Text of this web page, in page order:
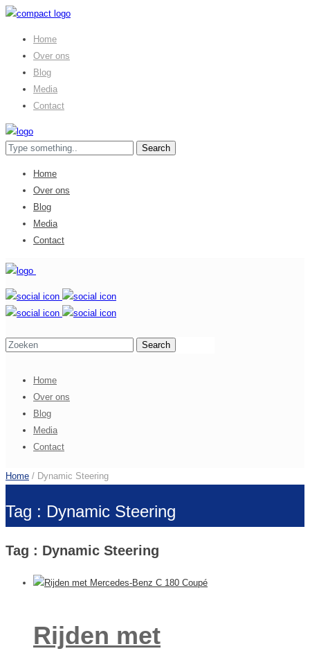
Home
Over ons
Blog
Media
Contact
Home
Over ons
Blog
Media
Contact
Home
Over ons
Blog
Media
Contact
Home / Dynamic Steering
Tag : Dynamic Steering
Tag : Dynamic Steering
Rijden met